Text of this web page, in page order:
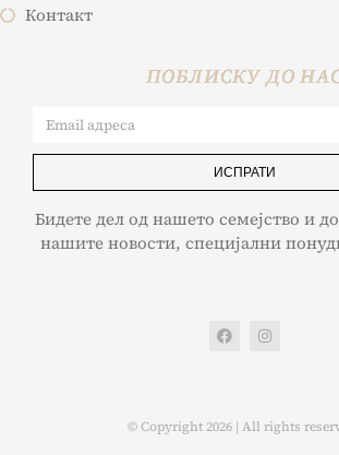
Контакт
ПОБЛИСКУ ДО
ИСПРАТИ
Бидете дел од нашето семејство и
нашите новости, специјални
© Copyright 2026 | All rights